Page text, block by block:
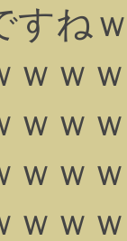
すね
ｗｗ
ｗｗ
ｗｗ
ｗｗ